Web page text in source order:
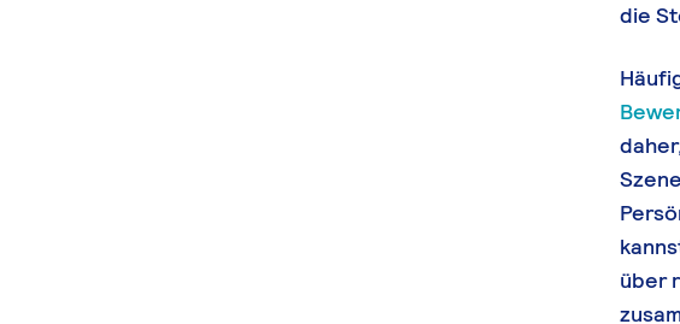
die
über